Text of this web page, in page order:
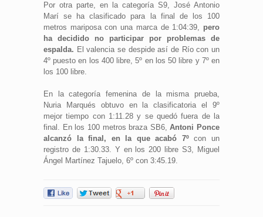
Por otra parte, en la categoría S9, José Antonio
Marí se ha clasificado para la final de los 100
metros mariposa con una marca de 1:04:39, pero
ha decidido no participar por problemas de
espalda. El valencia se despide así de Río con un
4º puesto en los 400 libre, 5º en los 50 libre y 7º en
los 100 libre.
En la categoría femenina de la misma prueba,
Nuria Marqués obtuvo en la clasificatoria el 9º
mejor tiempo con 1:11.28 y se quedó fuera de la
final. En los 100 metros braza SB6,Antoni Ponce
alcanzó la final, en la que acabó 7ºcon un
registro de 1:30.33. Y en los 200 libre S3, Miguel
Ángel Martínez Tajuelo, 6º con 3:45.19.